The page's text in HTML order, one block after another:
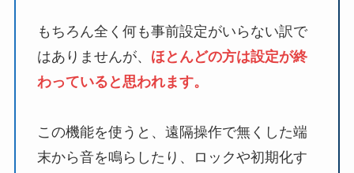
もちろん全く何も事前設定がいらない訳で
はありませんが、 ほとんどの方は設定が終
わっていると思われます。
この機能を使うと、遠隔操作で無くした端
末から音を鳴らしたり、ロックや初期化す